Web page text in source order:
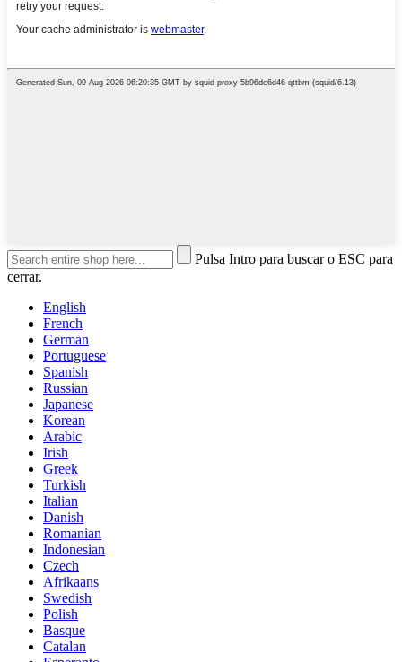
Pulsa Intro para buscar o ESC para
cerrar.
English
French
German
Portuguese
Spanish
Russian
Japanese
Korean
Arabic
Irish
Greek
Turkish
Italian
Danish
Romanian
Indonesian
Czech
Afrikaans
Swedish
Polish
Basque
Catalan